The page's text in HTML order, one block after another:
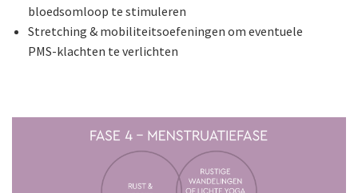
bloedsomloop te stimuleren
Stretching & mobiliteitsoefeningen om eventuele
PMS-klachten te verlichten